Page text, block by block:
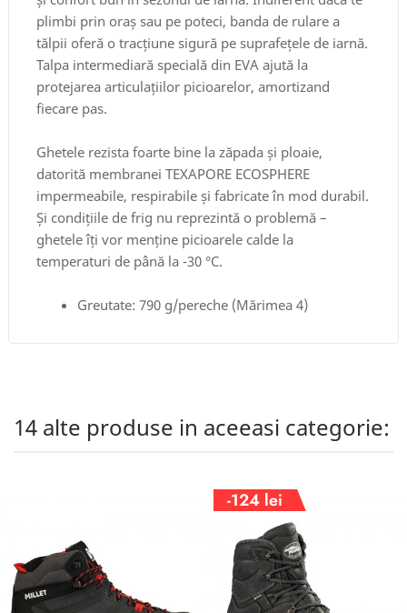
plimbi prin oraș sau pe poteci, banda de rulare a
tălpii oferă o tracțiune sigură pe suprafețele de iarnă.
Talpa intermediară specială din EVA ajută la
protejarea articulațiilor picioarelor, amortizand
fiecare pas.
Ghetele rezista foarte bine la zăpada și ploaie,
datorită membranei TEXAPORE ECOSPHERE
impermeabile, respirabile și fabricate în mod durabil.
Și condițiile de frig nu reprezintă o problemă –
ghetele îți vor menține picioarele calde la
temperaturi de până la -30 °C.
Greutate: 790 g/pereche (Mărimea 4)
14 alte produse in aceeasi categorie:
-124 lei